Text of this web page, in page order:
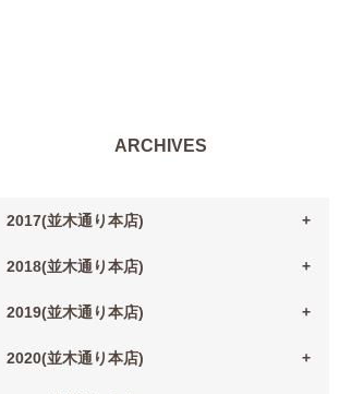
ARCHIVES
2017(並木通り本店)
2018(並木通り本店)
2019(並木通り本店)
2020(並木通り本店)